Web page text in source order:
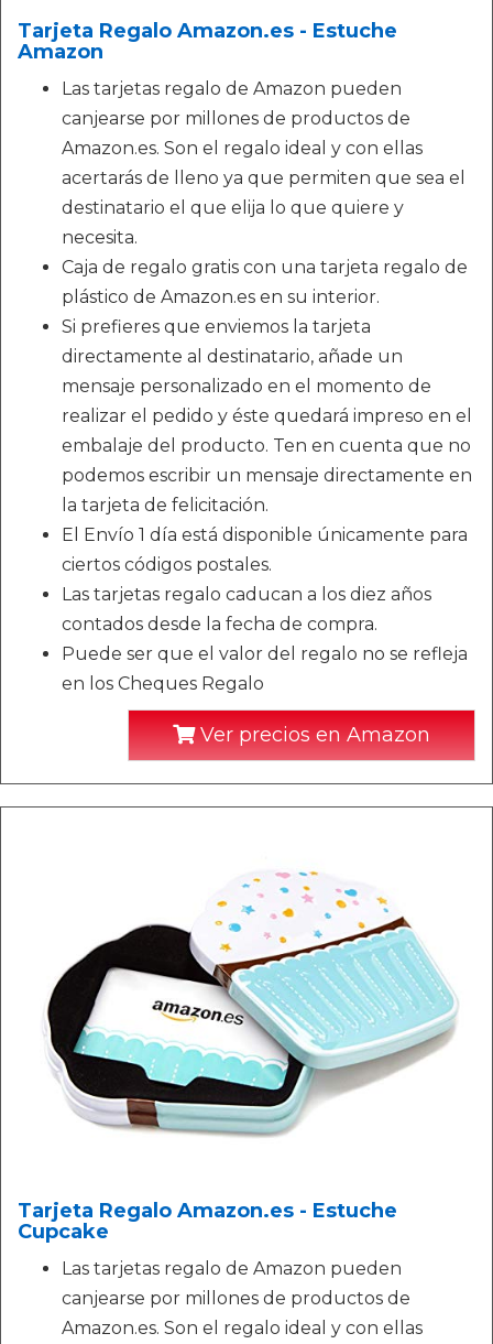
Tarjeta Regalo Amazon.es - Estuche
Amazon
Las tarjetas regalo de Amazon pueden
canjearse por millones de productos de
Amazon.es. Son el regalo ideal y con ellas
acertarás de lleno ya que permiten que sea el
destinatario el que elija lo que quiere y
necesita.
Caja de regalo gratis con una tarjeta regalo de
plástico de Amazon.es en su interior.
Si prefieres que enviemos la tarjeta
directamente al destinatario, añade un
mensaje personalizado en el momento de
realizar el pedido y éste quedará impreso en el
embalaje del producto. Ten en cuenta que no
podemos escribir un mensaje directamente en
la tarjeta de felicitación.
El Envío 1 día está disponible únicamente para
ciertos códigos postales.
Las tarjetas regalo caducan a los diez años
contados desde la fecha de compra.
Puede ser que el valor del regalo no se refleja
en los Cheques Regalo
Ver precios en Amazon
Tarjeta Regalo Amazon.es - Estuche
Cupcake
Las tarjetas regalo de Amazon pueden
canjearse por millones de productos de
Amazon.es. Son el regalo ideal y con ellas